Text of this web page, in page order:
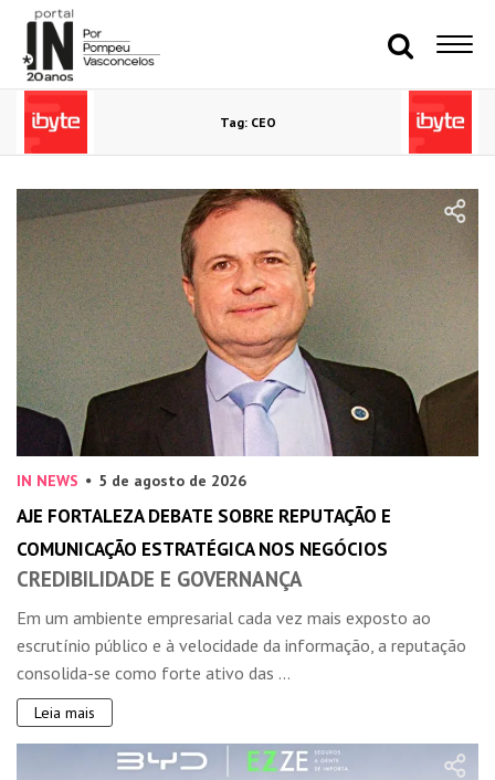
Tag: CEO
IN NEWS 5 de agosto de 2026
AJE FORTALEZA DEBATE SOBRE REPUTAÇÃO E
COMUNICAÇÃO ESTRATÉGICA NOS NEGÓCIOS
CREDIBILIDADE E GOVERNANÇA
Em um ambiente empresarial cada vez mais exposto ao
escrutínio público e à velocidade da informação, a reputação
consolida-se como forte ativo das ...
Leia mais